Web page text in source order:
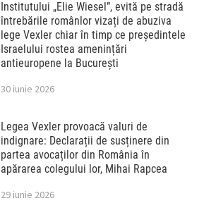
Institutului „Elie Wiesel”, evită pe stradă
întrebările românlor vizați de abuziva
lege Vexler chiar în timp ce președintele
Israelului rostea amenințări
antieuropene la București
30 iunie 2026
Legea Vexler provoacă valuri de
indignare: Declarații de susținere din
partea avocaților din România în
apărarea colegului lor, Mihai Rapcea
29 iunie 2026